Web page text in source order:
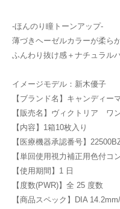
-ほんのり瞳トーンアップ-
薄づきヘーゼルカラーが柔ら
ふんわり抜け感＋ナチュラルハ
イメージモデル：新木優子
【ブランド名】キャンディー
【販売名】ヴィクトリア ワ
【内容】1箱10枚入り
【医療機器承認番号】
【単回使用視力補正用色付コ
【使用期間】1 日
【度数(PWR)】全 25 度数
【商品スペック】DIA